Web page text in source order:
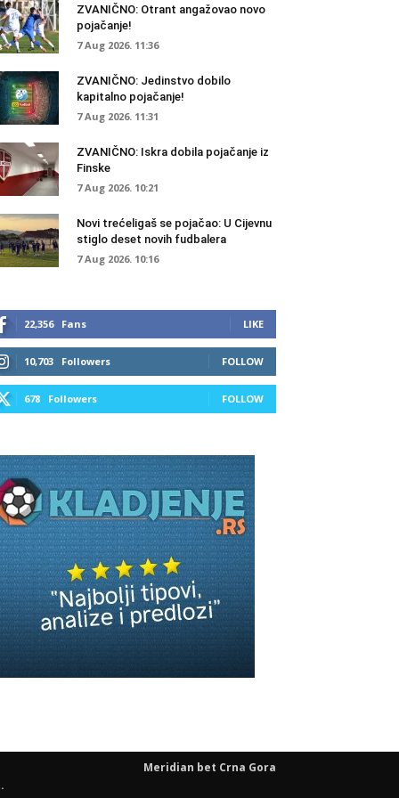
ZVANIČNO: Otrant angažovao novo
pojačanje!
7 Aug 2026. 11:36
ZVANIČNO: Jedinstvo dobilo
kapitalno pojačanje!
7 Aug 2026. 11:31
ZVANIČNO: Iskra dobila pojačanje iz
Finske
7 Aug 2026. 10:21
Novi trećeligaš se pojačao: U Cijevnu
stiglo deset novih fudbalera
7 Aug 2026. 10:16
22,356 Fans LIKE
10,703 Followers FOLLOW
678 Followers FOLLOW
Meridian bet Crna Gora